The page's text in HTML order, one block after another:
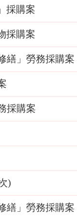
採購案
採購案
繕」勞務採購案
採購案
)
繕」勞務採購案